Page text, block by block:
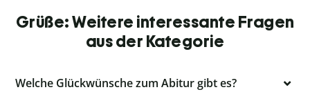
Grüße: Weitere interessante Fragen
aus der Kategorie
Welche Glückwünsche zum Abitur gibt es?